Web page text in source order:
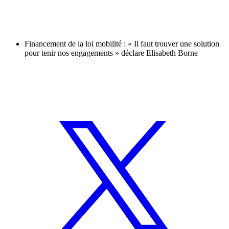
Financement de la loi mobilité : « Il faut trouver une solution
pour tenir nos engagements » déclare Elisabeth Borne